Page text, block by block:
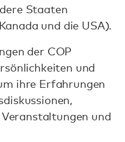
Staaten
und die USA).
der COP
und
ihre Erfahrungen
und